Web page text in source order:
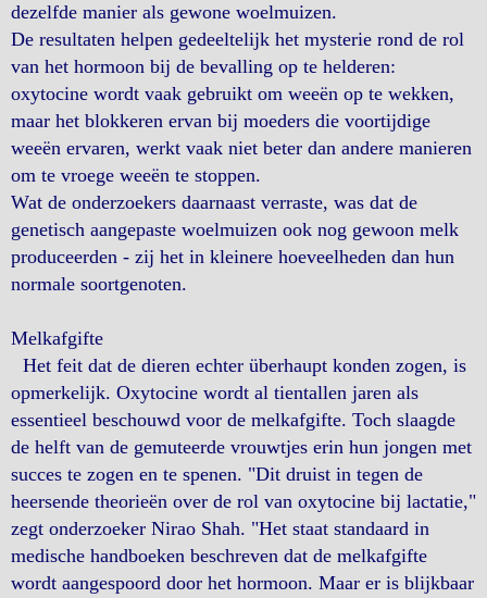
dezelfde manier als gewone woelmuizen.
De resultaten helpen gedeeltelijk het mysterie rond de rol
van het hormoon bij de bevalling op te helderen:
oxytocine wordt vaak gebruikt om weeën op te wekken,
maar het blokkeren ervan bij moeders die voortijdige
weeën ervaren, werkt vaak niet beter dan andere manieren
om te vroege weeën te stoppen.
Wat de onderzoekers daarnaast verraste, was dat de
genetisch aangepaste woelmuizen ook nog gewoon melk
produceerden - zij het in kleinere hoeveelheden dan hun
normale soortgenoten.
Melkafgifte
Het feit dat de dieren echter überhaupt konden zogen, is
opmerkelijk. Oxytocine wordt al tientallen jaren als
essentieel beschouwd voor de melkafgifte. Toch slaagde
de helft van de gemuteerde vrouwtjes erin hun jongen met
succes te zogen en te spenen. "Dit druist in tegen de
heersende theorieën over de rol van oxytocine bij lactatie,"
zegt onderzoeker Nirao Shah. "Het staat standaard in
medische handboeken beschreven dat de melkafgifte
wordt aangespoord door het hormoon. Maar er is blijkbaar